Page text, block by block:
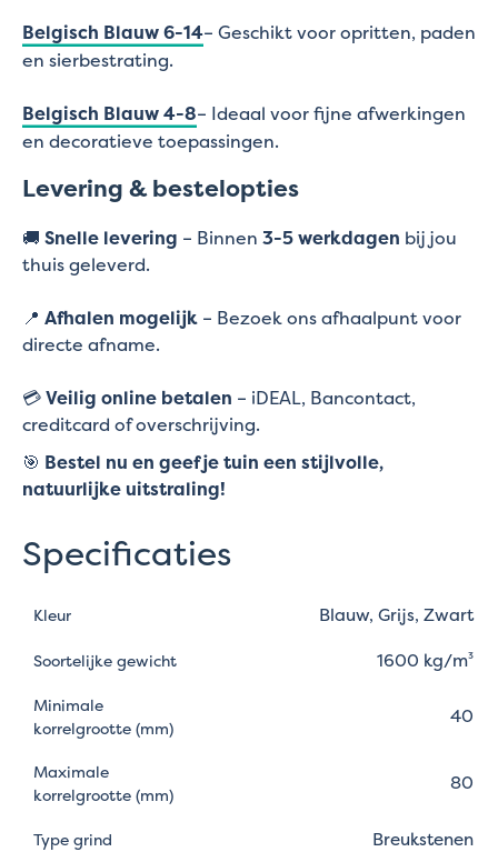
Belgisch Blauw 6-14– Geschikt voor opritten, paden
en sierbestrating.
Belgisch Blauw 4-8– Ideaal voor fijne afwerkingen
en decoratieve toepassingen.
Levering & bestelopties
🚚 Snelle levering – Binnen 3-5 werkdagen bij jou
thuis geleverd.
📍 Afhalen mogelijk – Bezoek ons afhaalpunt voor
directe afname.
💳Veilig online betalen – iDEAL, Bancontact,
creditcard of overschrijving.
🎯 Bestel nu en geef je tuin een stijlvolle,
natuurlijke uitstraling!
Specificaties
Kleur Blauw, Grijs, Zwart
Soortelijke gewicht 1600 kg/m³
Minimale
korrelgrootte (mm)
40
Maximale
korrelgrootte (mm)
80
Type grind Breukstenen